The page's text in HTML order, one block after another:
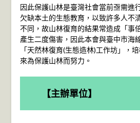
因此保護山林是臺灣社會當前亟需進
欠缺本土的生態教育，以致許多人不
不同，故山林復育的結果常造成「事
產生二度傷害，因此本會與臺中市海
「天然林復育(生態造林)工作坊」，
來為保護山林而努力。
【主辦單位】